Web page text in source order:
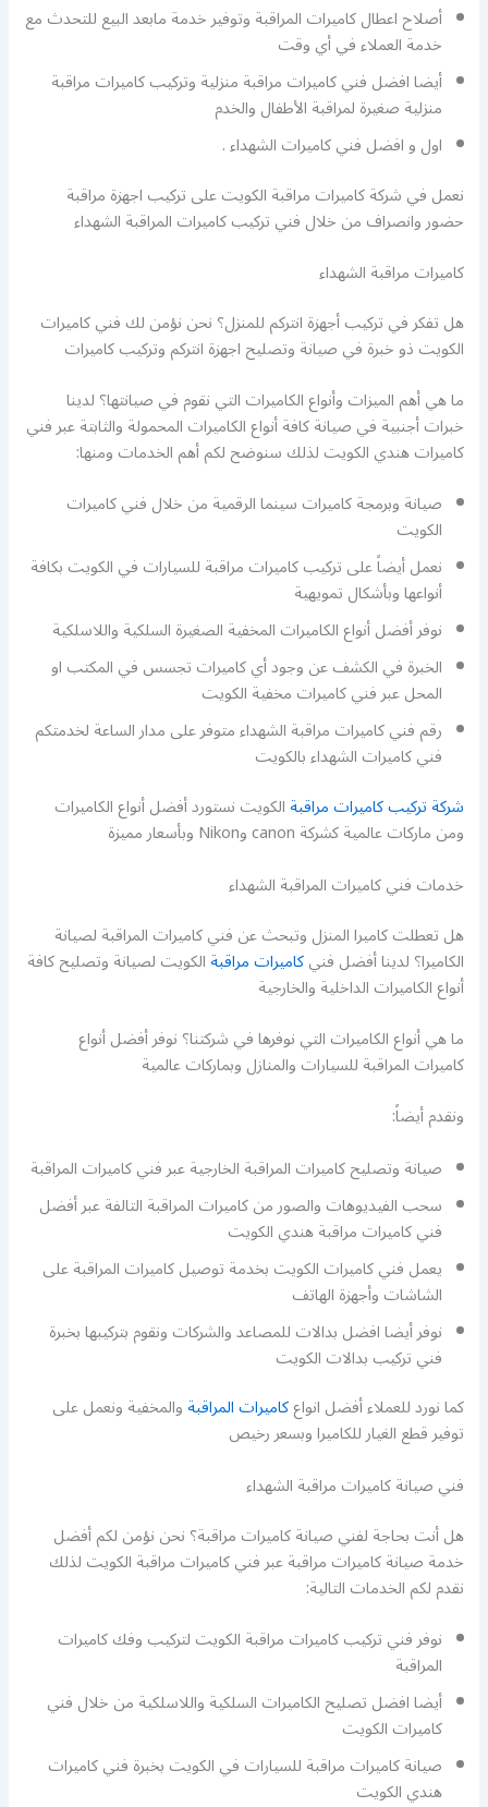
أصلاح اعطال كاميرات المراقبة وتوفير خدمة مابعد البيع للتحدث مع
خدمة العملاء في أي وقت
أيضا افضل فني كاميرات مراقبة منزلية وتركيب كاميرات مراقبة
منزلية صغيرة لمراقبة الأطفال والخدم
اول و افضل فني كاميرات الشهداء .
نعمل في شركة كاميرات مراقبة الكويت على تركيب اجهزة مراقبة
حضور وانصراف من خلال فني تركيب كاميرات المراقبة الشهداء
كاميرات مراقبة الشهداء
هل تفكر في تركيب أجهزة انتركم للمنزل؟ نحن نؤمن لك فني كاميرات
الكويت ذو خبرة في صيانة وتصليح اجهزة انتركم وتركيب كاميرات
ما هي أهم الميزات وأنواع الكاميرات التي نقوم في صيانتها؟ لدينا
خبرات أجنبية في صيانة كافة أنواع الكاميرات المحمولة والثابتة عبر فني
كاميرات هندي الكويت لذلك سنوضح لكم أهم الخدمات ومنها:
صيانة وبرمجة كاميرات سينما الرقمية من خلال فني كاميرات
الكويت
نعمل أيضاً على تركيب كاميرات مراقبة للسيارات في الكويت بكافة
أنواعها وبأشكال تمويهية
نوفر أفضل أنواع الكاميرات المخفية الصغيرة السلكية واللاسلكية
الخبرة في الكشف عن وجود أي كاميرات تجسس في المكتب او
المحل عبر فني كاميرات مخفية الكويت
رقم فني كاميرات مراقبة الشهداء متوفر على مدار الساعة لخدمتكم
فني كاميرات الشهداء بالكويت
شركة تركيب كاميرات مراقبةالكويت نستورد أفضل أنواع الكاميرات
ومن ماركات عالمية كشركة canon وNikon وبأسعار مميزة
خدمات فني كاميرات المراقبة الشهداء
هل تعطلت كاميرا المنزل وتبحث عن فني كاميرات المراقبة لصيانة
الكاميرا؟ لدينا أفضل فنيكاميرات مراقبةالكويت لصيانة وتصليح كافة
أنواع الكاميرات الداخلية والخارجية
ما هي أنواع الكاميرات التي نوفرها في شركتنا؟ نوفر أفضل أنواع
كاميرات المراقبة للسيارات والمنازل وبماركات عالمية
ونقدم أيضاً:
صيانة وتصليح كاميرات المراقبة الخارجية عبر فني كاميرات المراقبة
سحب الفيديوهات والصور من كاميرات المراقبة التالفة عبر أفضل
فني كاميرات مراقبة هندي الكويت
يعمل فني كاميرات الكويت بخدمة توصيل كاميرات المراقبة على
الشاشات وأجهزة الهاتف
نوفر أيضا افضل بدالات للمصاعد والشركات ونقوم بتركيبها بخبرة
فني تركيب بدالات الكويت
كما نورد للعملاء أفضل انواعكاميرات المراقبةوالمخفية ونعمل على
توفير قطع الغيار للكاميرا وبسعر رخيص
فني صيانة كاميرات مراقبة الشهداء
هل أنت بحاجة لفني صيانة كاميرات مراقبة؟ نحن نؤمن لكم أفضل
خدمة صيانة كاميرات مراقبة عبر فني كاميرات مراقبة الكويت لذلك
نقدم لكم الخدمات التالية:
نوفر فني تركيب كاميرات مراقبة الكويت لتركيب وفك كاميرات
المراقبة
أيضا افضل تصليح الكاميرات السلكية واللاسلكية من خلال فني
كاميرات الكويت
صيانة كاميرات مراقبة للسيارات في الكويت بخبرة فني كاميرات
هندي الكويت